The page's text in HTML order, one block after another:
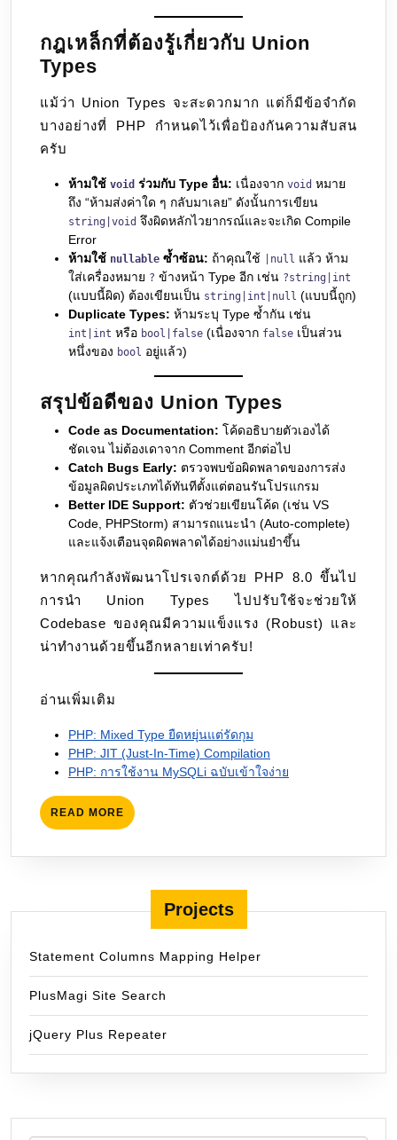
กฎเหล็กที่ต้องรู้เกี่ยวกับ Union
Types
แม้ว่า Union Types จะสะดวกมาก แต่ก็มีข้อจำกัด
บางอย่างที่ PHP กำหนดไว้เพื่อป้องกันความสับสน
ครับ
ห้ามใช้ void ร่วมกับ Type อื่น: เนื่องจาก void หมาย
ถึง “ห้ามส่งค่าใด ๆ กลับมาเลย” ดังนั้นการเขียน
string|void จึงผิดหลักไวยากรณ์และจะเกิด Compile
Error
ห้ามใช้ nullable ซ้ำซ้อน: ถ้าคุณใช้ |null แล้ว ห้าม
ใส่เครื่องหมาย ? ข้างหน้า Type อีก เช่น ?string|int
(แบบนี้ผิด) ต้องเขียนเป็น string|int|null (แบบนี้ถูก)
Duplicate Types: ห้ามระบุ Type ซ้ำกัน เช่น
int|int หรือ bool|false (เนื่องจาก false เป็นส่วน
หนึ่งของ bool อยู่แล้ว)
สรุปข้อดีของ Union Types
Code as Documentation: โค้ดอธิบายตัวเองได้
ชัดเจน ไม่ต้องเดาจาก Comment อีกต่อไป
Catch Bugs Early: ตรวจพบข้อผิดพลาดของการส่ง
ข้อมูลผิดประเภทได้ทันทีตั้งแต่ตอนรันโปรแกรม
Better IDE Support: ตัวช่วยเขียนโค้ด (เช่น VS
Code, PHPStorm) สามารถแนะนำ (Auto-complete)
และแจ้งเตือนจุดผิดพลาดได้อย่างแม่นยำขึ้น
หากคุณกำลังพัฒนาโปรเจกต์ด้วย PHP 8.0 ขึ้นไป
การนำ Union Types ไปปรับใช้จะช่วยให้
Codebase ของคุณมีความแข็งแรง (Robust) และ
น่าทำงานด้วยขึ้นอีกหลายเท่าครับ!
อ่านเพิ่มเติม
PHP: Mixed Type ยืดหยุ่นแต่รัดกุม
PHP: JIT (Just-In-Time) Compilation
PHP: การใช้งาน MySQLi ฉบับเข้าใจง่าย
READ MORE READ
MORE
Projects
Statement Columns Mapping Helper
PlusMagi Site Search
jQuery Plus Repeater